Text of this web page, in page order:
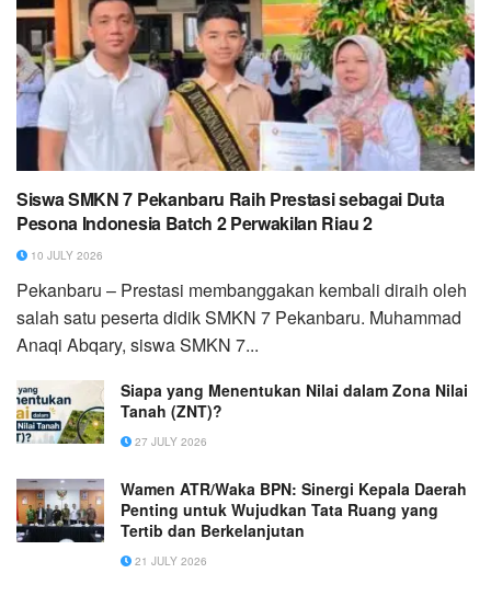
Siswa SMKN 7 Pekanbaru Raih Prestasi sebagai Duta
Pesona Indonesia Batch 2 Perwakilan Riau 2
10 JULY 2026
Pekanbaru – Prestasi membanggakan kembali diraih oleh
salah satu peserta didik SMKN 7 Pekanbaru. Muhammad
Anaqi Abqary, siswa SMKN 7...
Siapa yang Menentukan Nilai dalam Zona Nilai
Tanah (ZNT)?
27 JULY 2026
Wamen ATR/Waka BPN: Sinergi Kepala Daerah
Penting untuk Wujudkan Tata Ruang yang
Tertib dan Berkelanjutan
21 JULY 2026